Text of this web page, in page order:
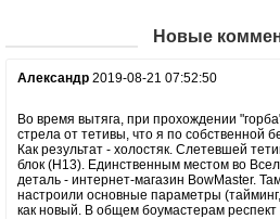
Новые
Александр 2019-08-21 07:52:50
Во время вытяга, при прохождении
стрела от тетивы, что я по собственной
Как результат - холостяк. Слетевшей
блок (H13). Единственным местом во
деталь - интернет-магазин BowMaster.
настроили основные параметры
как новый. В общем боумастерам респект